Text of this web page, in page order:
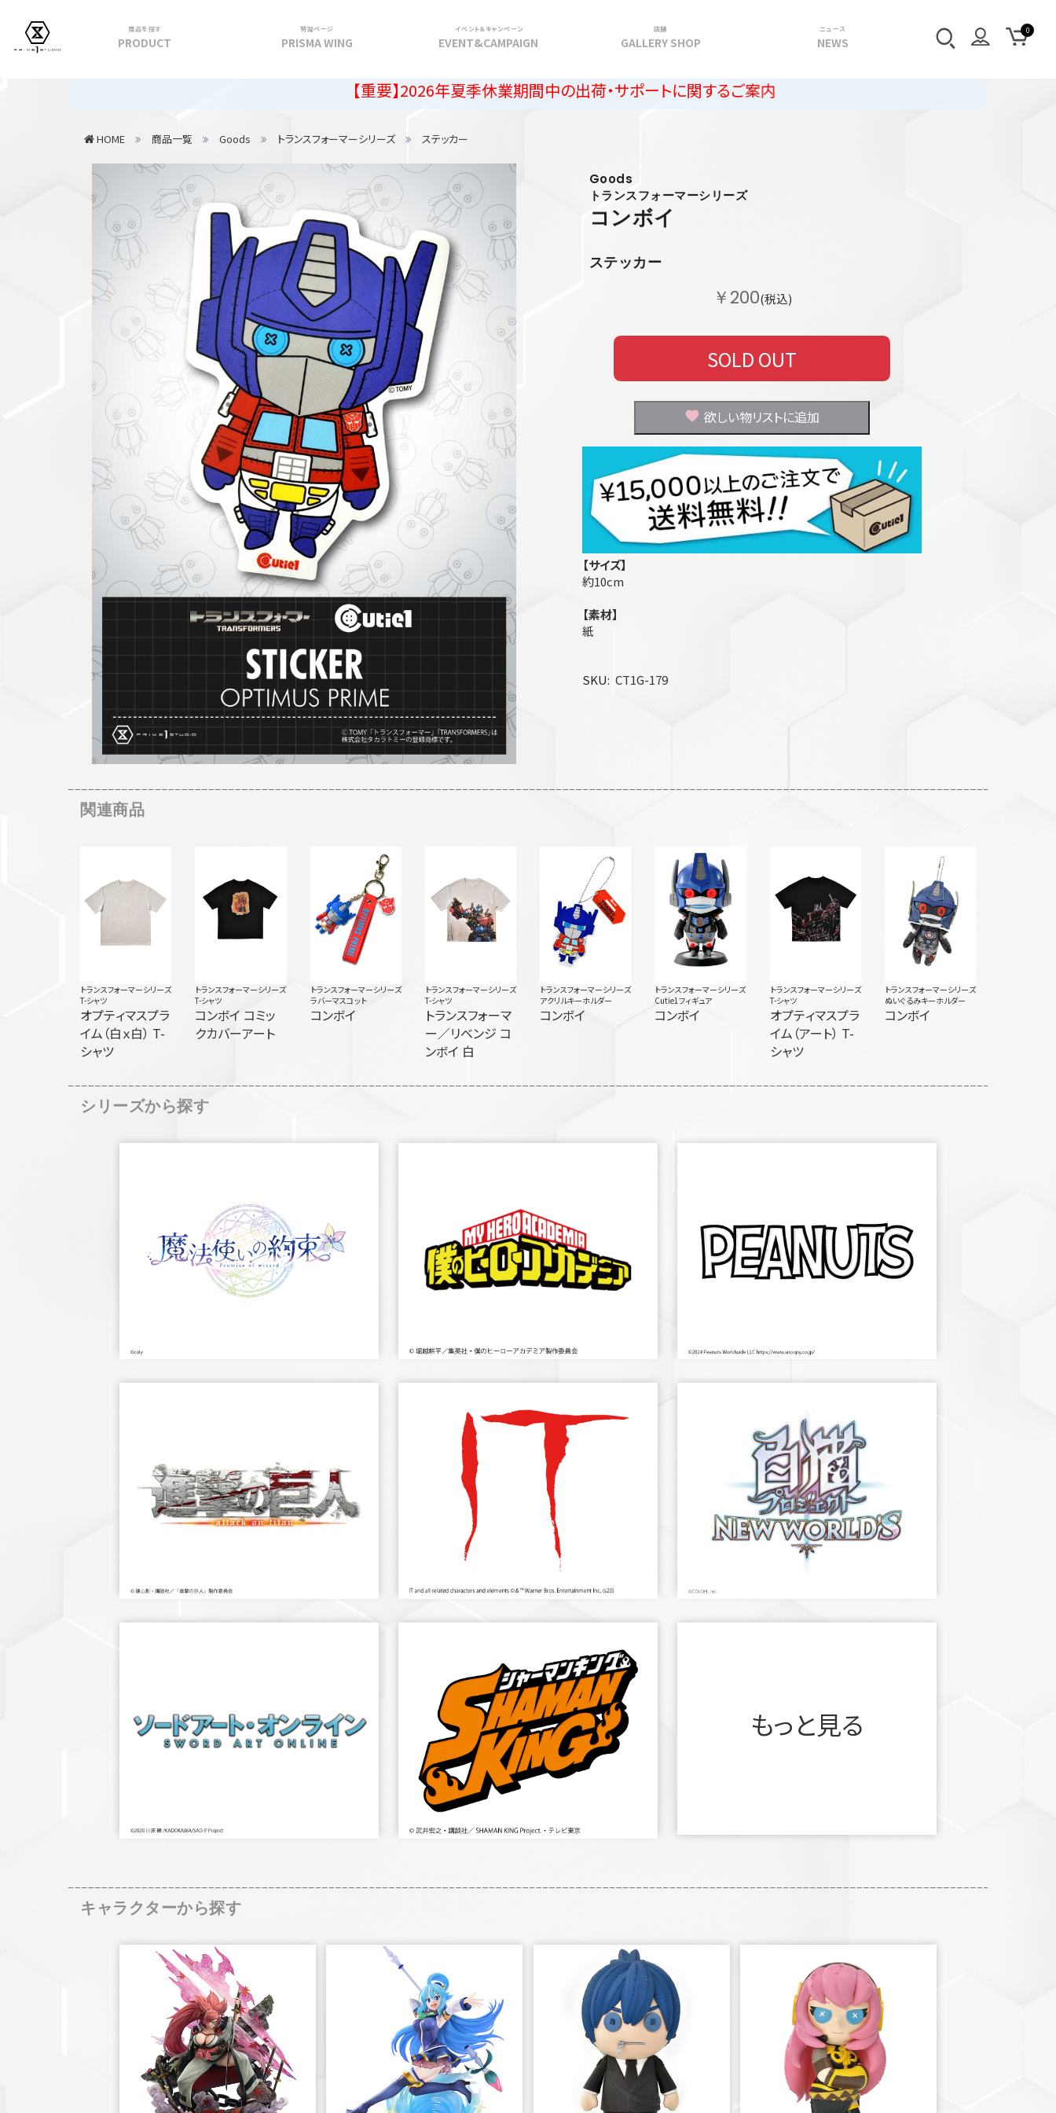
商品を探す
PRODUCT
PRIME 1 STATUE
PRIME COLLECTIBLE FIGURE
VIEW ALL...
VIEW ALL...
アクリルキーホルダー
フィギュアベース
ラバーマスコット
VIEW ALL...
特設ページ
PRISMA WING
イベント＆キャンペーン
EVENT&CAMPAIGN
店舗
GALLERY SHOP
ニュース
NEWS
【重要】2026年夏季休業期間中の出荷・サポートに関するご案内
HOME 商品一覧 Goods トランスフォーマーシリーズ ステッカー
Goods
トランスフォーマーシリーズ
コンボイ
ステッカー
￥200(税込)
SOLD OUT
欲しい物リストに追加
【サイズ】
約10cm
【素材】
紙
SKU CT1G-179
関連商品
トランスフォーマーシリーズ
T-シャツ
オプティマスプラ
イム（白ｘ白） T-
シャツ
トランスフォーマーシリーズ
T-シャツ
コンボイ コミッ
クカバーアート
トランスフォーマーシリーズ
ラバーマスコット
コンボイ
トランスフォーマーシリーズ
T-シャツ
トランスフォーマ
ー／リベンジ コ
ンボイ 白
トランスフォーマーシリーズ
アクリルキーホルダー
コンボイ
トランスフォーマーシリーズ
Cutie1フィギュア
コンボイ
トランスフォーマーシリーズ
T-シャツ
オプティマスプラ
イム（アート） T-
シャツ
トランスフォーマーシリーズ
ぬいぐるみキーホルダー
コンボイ
シリーズから探す
もっと見る
キャラクターから探す